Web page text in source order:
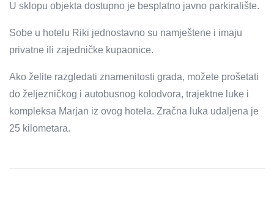
U sklopu objekta dostupno je besplatno javno parkiralište.
Sobe u hotelu Riki jednostavno su namještene i imaju
privatne ili zajedničke kupaonice.
Ako želite razgledati znamenitosti grada, možete prošetati
do željezničkog i autobusnog kolodvora, trajektne luke i
kompleksa Marjan iz ovog hotela. Zračna luka udaljena je
25 kilometara.